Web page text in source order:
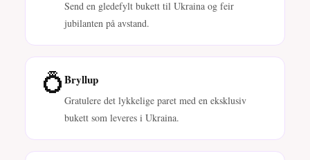
Send en gledefylt bukett til Ukraina og feir
jubilanten på avstand.
💍Bryllup
Gratulere det lykkelige paret med en eksklusiv
bukett som leveres i Ukraina.